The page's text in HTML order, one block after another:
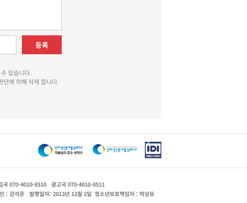
등록
있습니다.
단에 의해 삭제 합니다.
국 070-4010-8510
광고국 070-4010-8511
: 강석운 발행일자: 2013년 12월 2일 청소년보호책임자 : 박상유